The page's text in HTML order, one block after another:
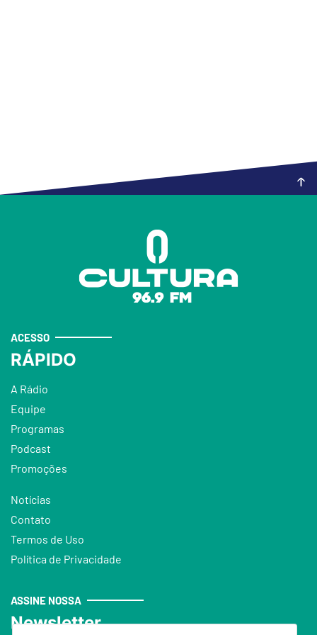
ACESSO
RÁPIDO
A Rádio
Equipe
Programas
Podcast
Promoções
Notícias
Contato
Termos de Uso
Política de Privacidade
ASSINE NOSSA
Newsletter